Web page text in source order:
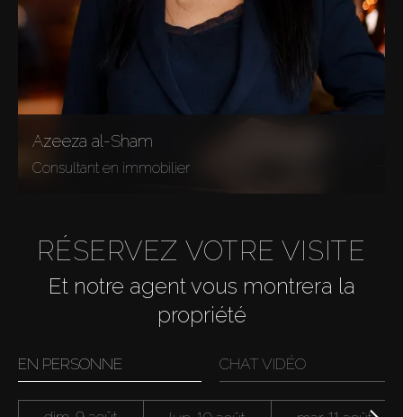
Azeeza al-Sham
Consultant en immobilier
RÉSERVEZ VOTRE VISITE
Et notre agent vous montrera la
propriété
EN PERSONNE CHAT VIDÉO